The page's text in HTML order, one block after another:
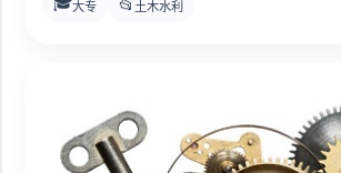
大专 📂 土木水利